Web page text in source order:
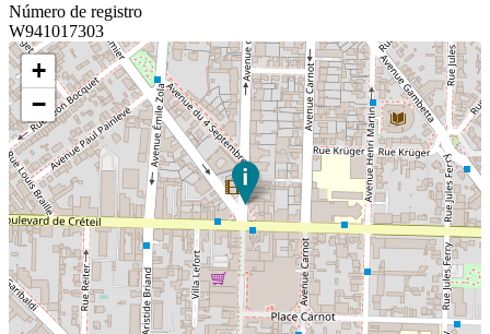
Número de registro
W941017303
+
−